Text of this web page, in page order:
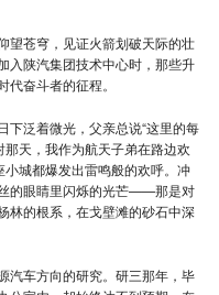
苍穹，见证火箭划破天际的壮
入陕汽集团技术中心时，那些升
奋斗者的征程。
泛着微光，父亲总说“这里的每
天，我作为航天子弟在路边欢
小城都爆发出雷鸣般的欢呼。冲
的眼睛里闪烁的光芒——那是对
林的根系，在戈壁滩的砂石中深
车方向的研究。研三那年，毕